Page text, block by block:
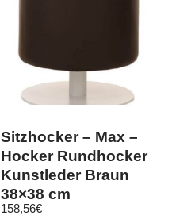
Sitzhocker – Max –
Hocker Rundhocker
Kunstleder Braun
38×38 cm
158,56€